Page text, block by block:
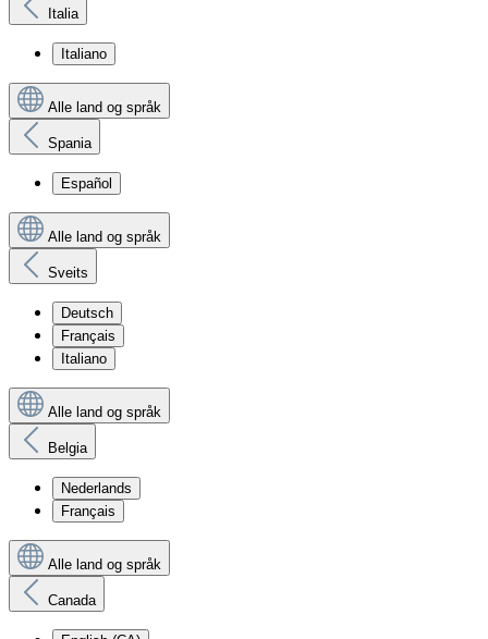
Italia
Italiano
Alle land og språk
Spania
Español
Alle land og språk
Sveits
Deutsch
Français
Italiano
Alle land og språk
Belgia
Nederlands
Français
Alle land og språk
Canada